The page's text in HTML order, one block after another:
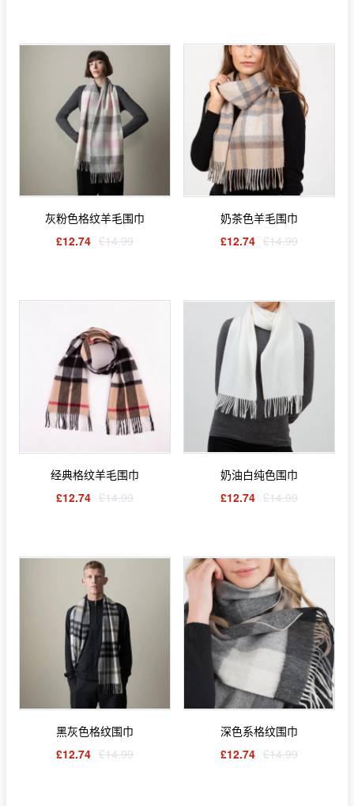
灰粉色格纹羊毛围巾
£12.74 £14.99
奶茶色羊毛围巾
£12.74 £14.99
经典格纹羊毛围巾
£12.74 £14.99
奶油白纯色围巾
£12.74 £14.99
黑灰色格纹围巾
£12.74 £14.99
深色系格纹围巾
£12.74 £14.99